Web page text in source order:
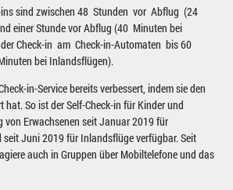
ins sind zwischen 48 Stunden vor Abflug (24
einer Stunde vor Abflug (40 Minuten bei
Check-in am Check-in-Automaten bis 60
bei Inlandsflügen).
in-Service bereits verbessert, indem sie den
hat. So ist der Self-Check-in für Kinder und
von Erwachsenen seit Januar 2019 für
Juni 2019 für Inlandsflüge verfügbar. Seit
auch in Gruppen über Mobiltelefone und das